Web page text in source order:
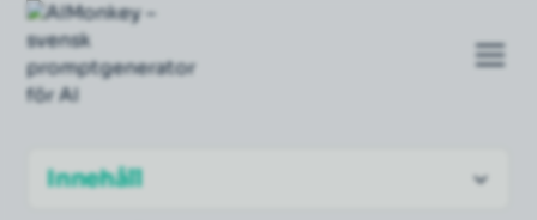
Innehåll